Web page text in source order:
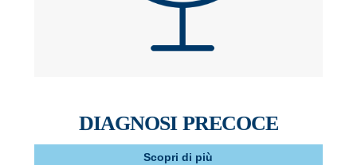
DIAGNOSI PRECOCE
Scopri di più